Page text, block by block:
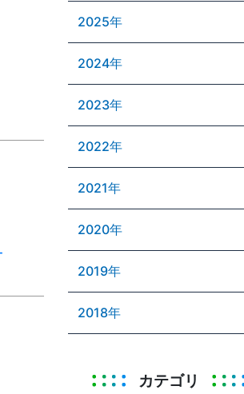
2025年
2024年
2023年
2022年
2021年
2020年
2019年
2018年
カテゴリ